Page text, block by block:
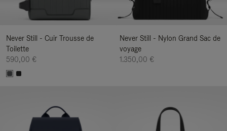
Never Still - Cuir Trousse de
Toilette
590,00 €
Never Still - Nylon Grand Sac de
voyage
1.350,00 €